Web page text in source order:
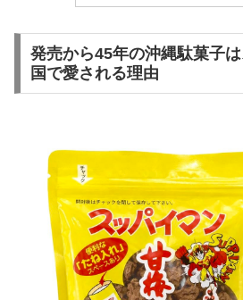
発売から45年の沖縄駄菓子
国で愛される理由